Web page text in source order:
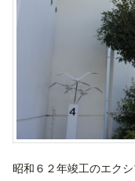
昭和６２年竣工のエク